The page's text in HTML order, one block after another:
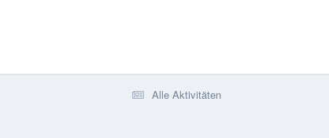
Alle Aktivitäten